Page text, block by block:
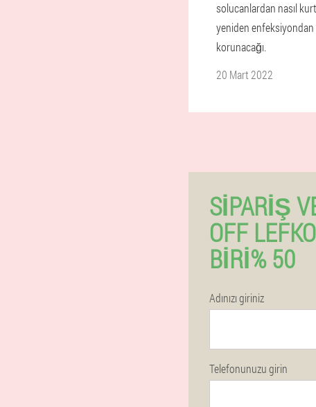
solucanlardan nasıl
yeniden enfeksiyondan
korunacağı.
20 Mart 2022
SIPARIŞ
OFF
BIRI% 50
Adınızı giriniz
Telefonunuzu girin